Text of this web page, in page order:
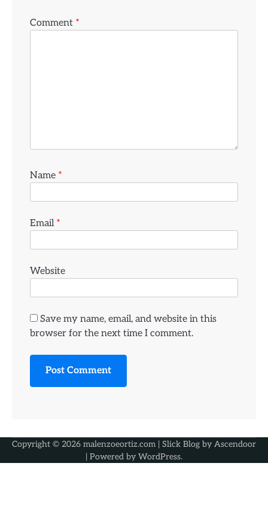
Comment *
Name *
Email *
Website
Save my name, email, and website in this
browser for the next time I comment.
Copyright © 2026 malenzoeortiz.com | Slick Blog by Ascendoor
| Powered by WordPress.